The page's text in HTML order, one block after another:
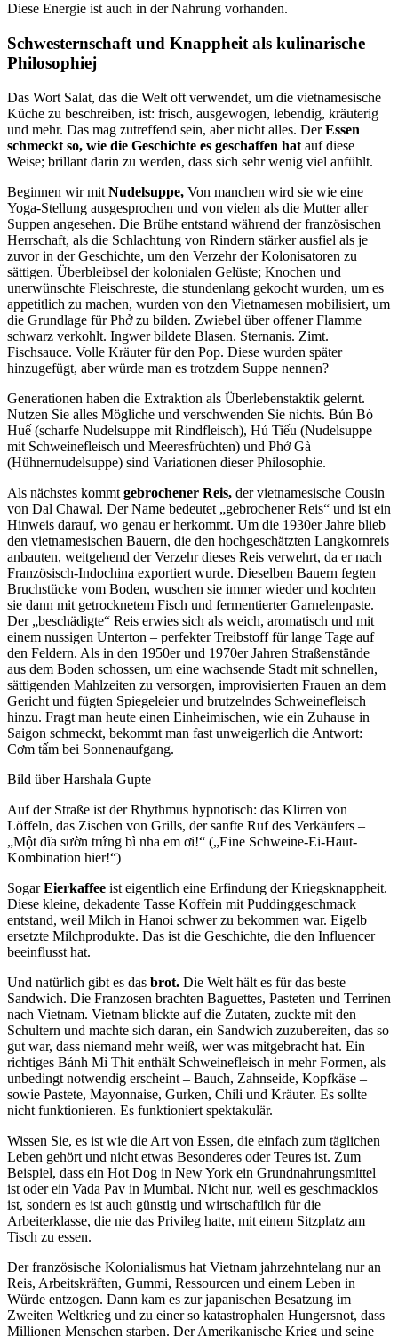
Diese Energie ist auch in der Nahrung vorhanden.
Schwesternschaft und Knappheit als kulinarische
Philosophiej
Das Wort Salat, das die Welt oft verwendet, um die vietnamesische
Küche zu beschreiben, ist: frisch, ausgewogen, lebendig, kräuterig
und mehr. Das mag zutreffend sein, aber nicht alles. DerEssen
schmeckt so, wie die Geschichte es geschaffen hat auf diese
Weise; brillant darin zu werden, dass sich sehr wenig viel anfühlt.
Beginnen wir mit Nudelsuppe, Von manchen wird sie wie eine
Yoga-Stellung ausgesprochen und von vielen als die Mutter aller
Suppen angesehen. Die Brühe entstand während der französischen
Herrschaft, als die Schlachtung von Rindern stärker ausfiel als je
zuvor in der Geschichte, um den Verzehr der Kolonisatoren zu
sättigen. Überbleibsel der kolonialen Gelüste; Knochen und
unerwünschte Fleischreste, die stundenlang gekocht wurden, um es
appetitlich zu machen, wurden von den Vietnamesen mobilisiert, um
die Grundlage für Phở zu bilden. Zwiebel über offener Flamme
schwarz verkohlt. Ingwer bildete Blasen. Sternanis. Zimt.
Fischsauce. Volle Kräuter für den Pop. Diese wurden später
hinzugefügt, aber würde man es trotzdem Suppe nennen?
Generationen haben die Extraktion als Überlebenstaktik gelernt.
Nutzen Sie alles Mögliche und verschwenden Sie nichts. Bún Bò
Huế (scharfe Nudelsuppe mit Rindfleisch), Hủ Tiếu (Nudelsuppe
mit Schweinefleisch und Meeresfrüchten) und Phở Gà
(Hühnernudelsuppe) sind Variationen dieser Philosophie.
Als nächstes kommt gebrochener Reis, der vietnamesische Cousin
von Dal Chawal. Der Name bedeutet „gebrochener Reis“ und ist ein
Hinweis darauf, wo genau er herkommt. Um die 1930er Jahre blieb
den vietnamesischen Bauern, die den hochgeschätzten Langkornreis
anbauten, weitgehend der Verzehr dieses Reis verwehrt, da er nach
Französisch-Indochina exportiert wurde. Dieselben Bauern fegten
Bruchstücke vom Boden, wuschen sie immer wieder und kochten
sie dann mit getrocknetem Fisch und fermentierter Garnelenpaste.
Der „beschädigte“ Reis erwies sich als weich, aromatisch und mit
einem nussigen Unterton – perfekter Treibstoff für lange Tage auf
den Feldern. Als in den 1950er und 1970er Jahren Straßenstände
aus dem Boden schossen, um eine wachsende Stadt mit schnellen,
sättigenden Mahlzeiten zu versorgen, improvisierten Frauen an dem
Gericht und fügten Spiegeleier und brutzelndes Schweinefleisch
hinzu. Fragt man heute einen Einheimischen, wie ein Zuhause in
Saigon schmeckt, bekommt man fast unweigerlich die Antwort:
Cơm tấm bei Sonnenaufgang.
Bild über Harshala Gupte
Auf der Straße ist der Rhythmus hypnotisch: das Klirren von
Löffeln, das Zischen von Grills, der sanfte Ruf des Verkäufers –
„Một dĩa sườn trứng bì nha em ơi!“ („Eine Schweine-Ei-Haut-
Kombination hier!“)
SogarEierkaffee ist eigentlich eine Erfindung der Kriegsknappheit.
Diese kleine, dekadente Tasse Koffein mit Puddinggeschmack
entstand, weil Milch in Hanoi schwer zu bekommen war. Eigelb
ersetzte Milchprodukte. Das ist die Geschichte, die den Influencer
beeinflusst hat.
Und natürlich gibt es das brot. Die Welt hält es für das beste
Sandwich. Die Franzosen brachten Baguettes, Pasteten und Terrinen
nach Vietnam. Vietnam blickte auf die Zutaten, zuckte mit den
Schultern und machte sich daran, ein Sandwich zuzubereiten, das so
gut war, dass niemand mehr weiß, wer was mitgebracht hat. Ein
richtiges Bánh Mì Thit enthält Schweinefleisch in mehr Formen, als
unbedingt notwendig erscheint – Bauch, Zahnseide, Kopfkäse –
sowie Pastete, Mayonnaise, Gurken, Chili und Kräuter. Es sollte
nicht funktionieren. Es funktioniert spektakulär.
Wissen Sie, es ist wie die Art von Essen, die einfach zum täglichen
Leben gehört und nicht etwas Besonderes oder Teures ist. Zum
Beispiel, dass ein Hot Dog in New York ein Grundnahrungsmittel
ist oder ein Vada Pav in Mumbai. Nicht nur, weil es geschmacklos
ist, sondern es ist auch günstig und wirtschaftlich für die
Arbeiterklasse, die nie das Privileg hatte, mit einem Sitzplatz am
Tisch zu essen.
Der französische Kolonialismus hat Vietnam jahrzehntelang nur an
Reis, Arbeitskräften, Gummi, Ressourcen und einem Leben in
Würde entzogen. Dann kam es zur japanischen Besatzung im
Zweiten Weltkrieg und zu einer so katastrophalen Hungersnot, dass
Millionen Menschen starben. Der Amerikanische Krieg und seine